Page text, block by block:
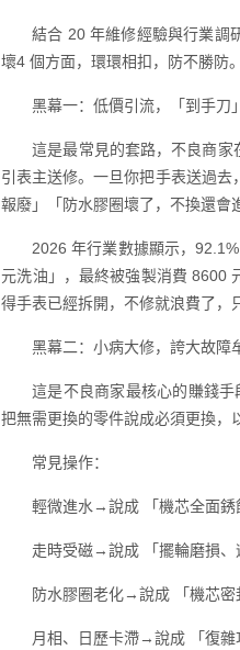
結合 20 年維修經驗與行業調
壞4 個方面，環環相扣，防不勝防。
黑幕一：低價引流，「到手刀
這是最常見的套路，不良商
引表主送修。一旦你把手表送過
報廢」「防水膠圈壞了，不換還會
2026 年行業數據顯示，
元洗油」，最終被強製消費 8600
得手表已經拆開，不修就浪費了，
黑幕二：小病大修，誇大故障
這是不良商家最核心的賺錢
把無需更換的零件說成必須更換，
常見操作：
輕微進水→說成 「機芯全面銹
走時受磁→說成 「擺輪磨損、
防水膠圈老化→說成 「機芯密
月相、日歷卡滯→說成 「復雜